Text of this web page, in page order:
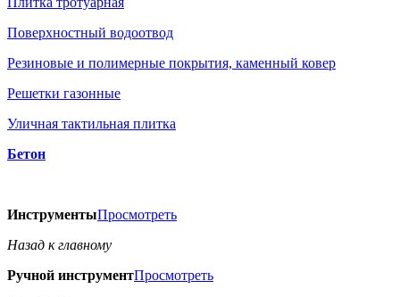
Поверхностный водоотвод
Резиновые и полимерные покрытия, каменный ковер
Решетки газонные
Уличная тактильная плитка
Бетон
ИнструментыПросмотреть
Назад к главному
Ручной инструментПросмотреть